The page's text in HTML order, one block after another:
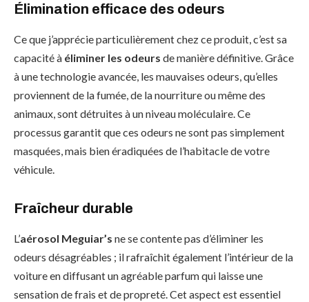
Élimination efficace des odeurs
Ce que j’apprécie particulièrement chez ce produit, c’est sa
capacité à éliminer les odeurs de manière définitive. Grâce
à une technologie avancée, les mauvaises odeurs, qu’elles
proviennent de la fumée, de la nourriture ou même des
animaux, sont détruites à un niveau moléculaire. Ce
processus garantit que ces odeurs ne sont pas simplement
masquées, mais bien éradiquées de l’habitacle de votre
véhicule.
Fraîcheur durable
L’aérosol Meguiar’s ne se contente pas d’éliminer les
odeurs désagréables ; il rafraîchit également l’intérieur de la
voiture en diffusant un agréable parfum qui laisse une
sensation de frais et de propreté. Cet aspect est essentiel